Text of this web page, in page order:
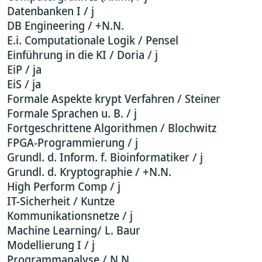
Datenbanken I / j
DB Engineering / +N.N.
E.i. Computationale Logik / Pensel
Einführung in die KI / Doria / j
EiP / ja
EiS / ja
Formale Aspekte krypt Verfahren / Steiner
Formale Sprachen u. B. / j
Fortgeschrittene Algorithmen / Blochwitz
FPGA-Programmierung / j
Grundl. d. Inform. f. Bioinformatiker / j
Grundl. d. Kryptographie / +N.N.
High Perform Comp / j
IT-Sicherheit / Kuntze
Kommunikationsnetze / j
Machine Learning/ L. Baur
Modellierung I / j